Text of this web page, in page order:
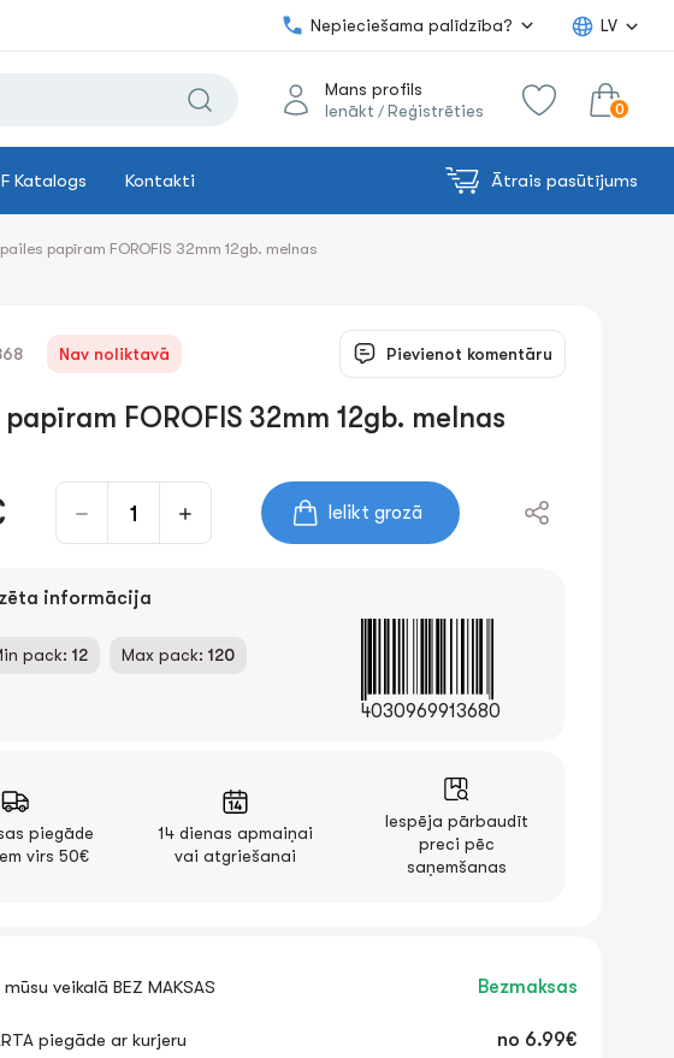
Nepieciešama palīdzība? LV
Mans profils
Ienākt / Reģistrēties 0
Katalogs Kontakti Ātrais pasūtījums
papīram FOROFIS 32mm 12gb. melnas
Nav noliktavā Pievienot komentāru
FOROFIS 32mm 12gb. melnas
Ielikt grozā
informācija
pack: 12 Max pack: 120
4030969913680
piegāde
virs 50€
14 dienas apmaiņai
vai atgriešanai
Iespēja pārbaudīt
preci pēc
saņemšanas
veikalā BEZ MAKSAS Bezmaksas
piegāde ar kurjeru no 6.99€